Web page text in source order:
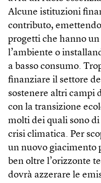
Alcune istituzioni
contributo,
progetti che hanno
l’ambiente o
a basso consumo.
finanziare il settore
sostenere altri campi
con la transizione
molti dei quali sono
crisi climatica. Per
un nuovo giacimento
ben oltre l’orizzonte
dovrà azzerare le